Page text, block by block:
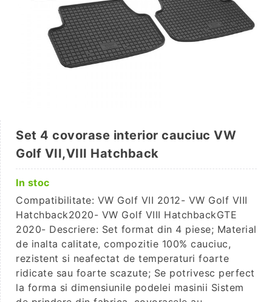
Set 4 covorase interior cauciuc VW
Golf VII,VIII Hatchback
In stoc
Compatibilitate: VW Golf VII 2012- VW Golf VIII
Hatchback2020- VW Golf VIII HatchbackGTE
2020- Descriere: Set format din 4 piese; Material
de inalta calitate, compozitie 100% cauciuc,
rezistent si neafectat de temperaturi foarte
ridicate sau foarte scazute; Se potrivesc perfect
la forma si dimensiunile podelei masinii Sistem